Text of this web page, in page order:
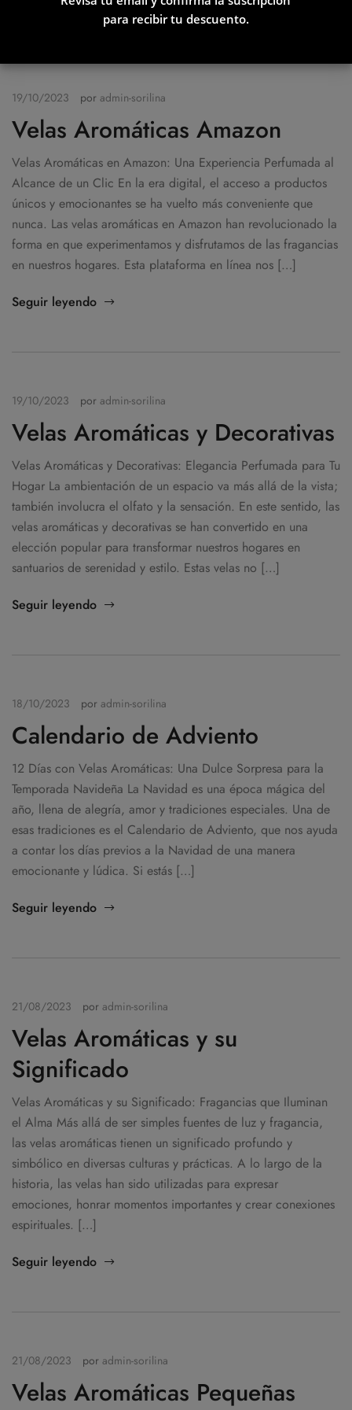
19/10/2023 por admin-sorilina
Velas Aromáticas Amazon
Velas Aromáticas en Amazon: Una Experiencia Perfumada al
Alcance de un Clic En la era digital, el acceso a productos
únicos y emocionantes se ha vuelto más conveniente que
nunca. Las velas aromáticas en Amazon han revolucionado la
forma en que experimentamos y disfrutamos de las fragancias
en nuestros hogares. Esta plataforma en línea nos […]
Seguir leyendo
19/10/2023 por admin-sorilina
Velas Aromáticas y Decorativas
Velas Aromáticas y Decorativas: Elegancia Perfumada para Tu
Hogar La ambientación de un espacio va más allá de la vista;
también involucra el olfato y la sensación. En este sentido, las
velas aromáticas y decorativas se han convertido en una
elección popular para transformar nuestros hogares en
santuarios de serenidad y estilo. Estas velas no […]
Seguir leyendo
18/10/2023 por admin-sorilina
Calendario de Adviento
12 Días con Velas Aromáticas: Una Dulce Sorpresa para la
Temporada Navideña La Navidad es una época mágica del
año, llena de alegría, amor y tradiciones especiales. Una de
esas tradiciones es el Calendario de Adviento, que nos ayuda
a contar los días previos a la Navidad de una manera
emocionante y lúdica. Si estás […]
Seguir leyendo
21/08/2023 por admin-sorilina
Velas Aromáticas y su
Significado
Velas Aromáticas y su Significado: Fragancias que Iluminan
el Alma Más allá de ser simples fuentes de luz y fragancia,
las velas aromáticas tienen un significado profundo y
simbólico en diversas culturas y prácticas. A lo largo de la
historia, las velas han sido utilizadas para expresar
emociones, honrar momentos importantes y crear conexiones
espirituales. […]
Seguir leyendo
21/08/2023 por admin-sorilina
Velas Aromáticas Pequeñas
Vela Chai
para recibir tu descuento.